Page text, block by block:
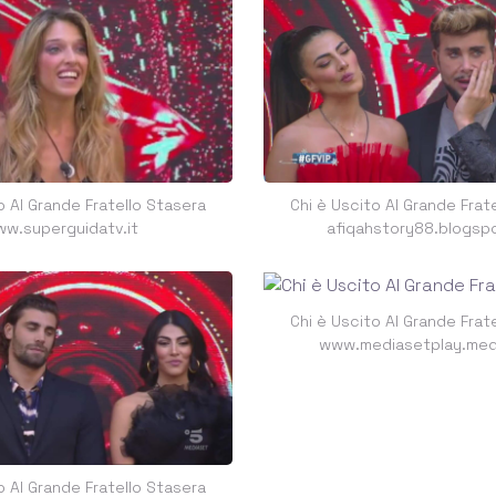
Al Grande Fratello Stasera
Chi è Uscito Al Grande
Al Grande Fratello Stasera
Chi è Uscito Al Grande